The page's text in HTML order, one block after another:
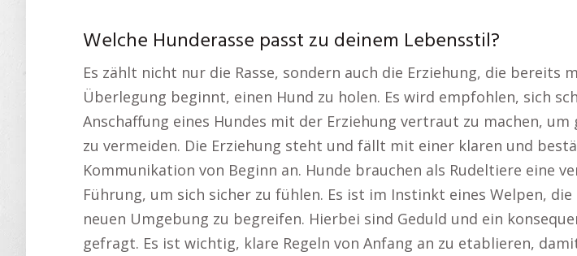
Welche Hunderasse passt zu deinem Lebensstil?
Es zählt nicht nur die Rasse, sondern auch die Erziehung, die bereits
Überlegung beginnt, einen Hund zu holen. Es wird empfohlen, sich
Anschaffung eines Hundes mit der Erziehung vertraut zu machen, um
zu vermeiden. Die Erziehung steht und fällt mit einer klaren und
Kommunikation von Beginn an. Hunde brauchen als Rudeltiere eine
Führung, um sich sicher zu fühlen. Es ist im Instinkt eines Welpen, die
neuen Umgebung zu begreifen. Hierbei sind Geduld und ein
gefragt. Es ist wichtig, klare Regeln von Anfang an zu etablieren,